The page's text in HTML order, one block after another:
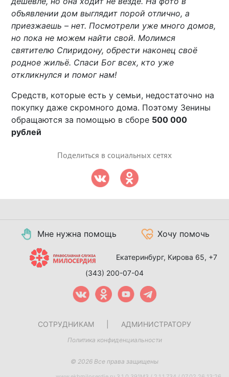
объявлении дом выглядит порой отлично, а
приезжаешь – нет. Посмотрели уже много домов,
но пока не можем найти свой. Молимся
святителю Спиридону, обрести наконец своё
родное жильё. Спаси Бог всех, кто уже
откликнулся и помог нам!
Средств, которые есть у семьи, недостаточно на
покупку даже скромного дома. Поэтому Зенины
обращаются за помощью в сборе 500 000
рублей
Поделиться в социальных сетях
Мне нужна помощь Хочу помочь
Екатеринбург, Кирова 65, +7
(343) 200-07-04
СОТРУДНИКАМ АДМИНИСТРАТОРУ
Политика конфиденциальности
© 2026 Все права защищены